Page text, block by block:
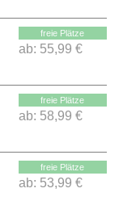
freie Plätze
ab: 55,99 €
freie Plätze
ab: 58,99 €
freie Plätze
ab: 53,99 €